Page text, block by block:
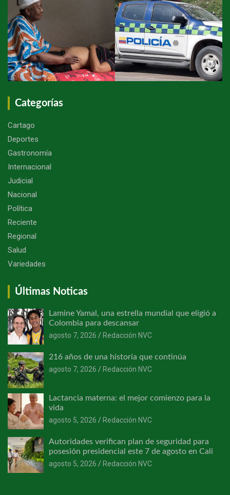
Categorías
Cartago
Deportes
Gastronomía
Internacional
Judicial
Nacional
Política
Reciente
Regional
Salud
Variedades
Últimas Noticas
Lamine Yamal, una estrella mundial que eligió a
Colombia para descansar
agosto 7, 2026
Redacción NVC
216 años de una historia que continúa
agosto 7, 2026
Redacción NVC
Lactancia materna: el mejor comienzo para la
vida
agosto 5, 2026
Redacción NVC
Autoridades verifican plan de seguridad para
posesión presidencial este 7 de agosto en Cali
agosto 5, 2026
Redacción NVC